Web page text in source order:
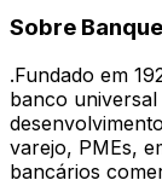
Sobre
.Fundado em
banco universal
varejo, PMEs,
bancários